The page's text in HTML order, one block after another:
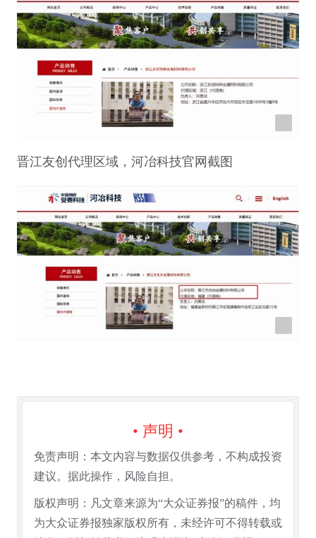
晋江友创代理区域，河冶科技官网截图
• 声明 •
免责声明：本文内容与数据仅供参考，不构成投资
建议。据此操作，风险自担。
版权声明：凡文章来源为“大众证券报”的稿件，均
为大众证券报独家版权所有，未经许可不得转载或